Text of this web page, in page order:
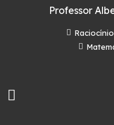
Professor